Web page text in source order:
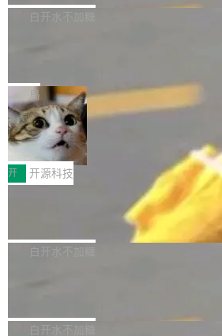
高质量游戏...
式2.0，可根据不同使用场景释放处理器潜
过 1528 名开发者，85% 说 AI 把瓶颈从写
数据库，有一个图形后端。作为一个原生
布，具体更新内容包括： feat(zero)：
支持 --security superflag（
=...），与 Alpha 版本的格式一致，并据此
管理 HTTP 端点进行授权。
<span><strong>警告：</
的 admin ...
白开水不加糖
块钱的玩意儿——一根小竹签，一个竹筒，
系着涂了松香的线。甩起来，竹膜震动，发
——哇”的蝉鸣声。实物越来越难找了，有
把它做成了 Web 玩具，放在
c 上，并在 GitHub 开源。 玩法很简单：
幕画圈，或者直接甩手机。页面会实时显
（圈/秒），声音来自真实竹知了录音的
采样，无缝循环。音频解码失败时，还有
成兜底——锯齿波振荡器模拟脉冲，并联
局
30倍效率升级：解锁医学影像数据要素
价值化的真实路径
完成一例腹部CT影像标注，张医生过去需
20个小时。他必须在数百张连续影像上，
笔勾画边界，一层一层识别肌肉组织。如
用东软飞标医学影像标注平台，同样的工
至4小时，效率提升30倍。 这组数字背后
的不只是速度，而是把医学影像转化为AI
正，才能成为机器能理解的高质量数据。
开 开源科技
Apache Dubbo-go v3.3.2 正式发布
这个版本面向生产环境，重心在内核稳定
们彻底收敛了旧配置体系，扩展了 Triple
白开水不加糖
理工具。它可以查看，转换，编辑和分类
白开水不加糖